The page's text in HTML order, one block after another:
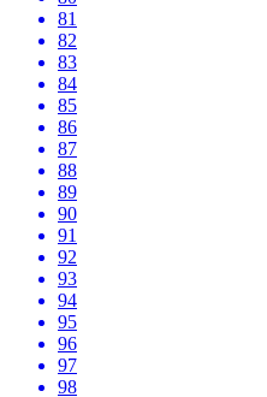
81
82
83
84
85
86
87
88
89
90
91
92
93
94
95
96
97
98